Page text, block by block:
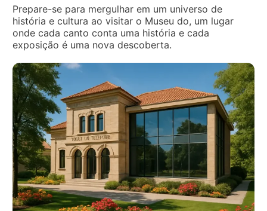
Prepare-se para mergulhar em um universo de
história e cultura ao visitar o Museu do, um lugar
onde cada canto conta uma história e cada
exposição é uma nova descoberta.